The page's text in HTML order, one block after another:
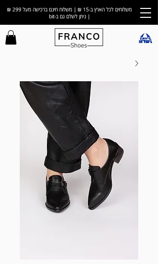
משלוחים לכל הארץ ב-15 ₪ | משלוח חינם ברכישה מעל 299 ₪
| ניתן לשלם גם ב-bit